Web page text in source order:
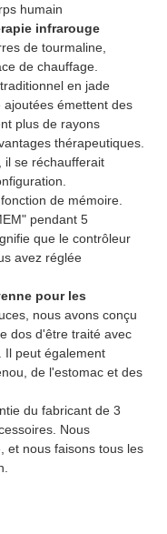
humain
infrarouge
de tourmaline,
de chauffage.
en jade
émettent des
plus de rayons
thérapeutiques.
il se réchaufferait
de mémoire.
pendant 5
que le contrôleur
avez réglée
pour les
nous avons conçu
dos d'être traité avec
Il peut également
de l'estomac et des
du fabricant de 3
Nous
et nous faisons tous les